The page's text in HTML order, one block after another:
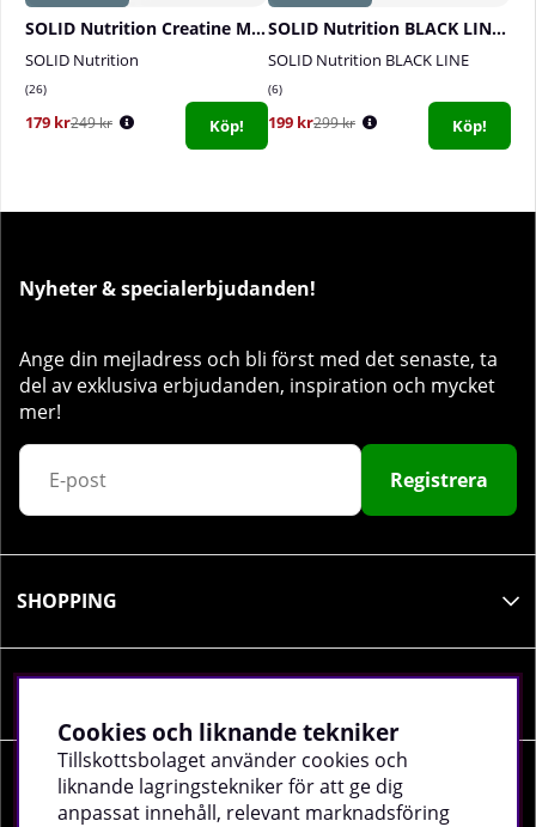
SOLID Nutrition Creatine Monohydrate, 400 g
SOLID Nutrition
26
179 kr249 kr Köp!
SOLID Nutrition BLACK LINE EAA+, 440 g
SOLID Nutrition BLACK LINE
6
199 kr299 kr Köp!
Nyheter & specialerbjudanden!
Ange din mejladress och bli först med det senaste, ta
del av exklusiva erbjudanden, inspiration och mycket
mer!
Registrera
SHOPPING
SOCIALA MEDIER
Cookies och liknande tekniker
Tillskottsbolaget använder cookies och
liknande lagringstekniker för att ge dig
anpassat innehåll, relevant marknadsföring